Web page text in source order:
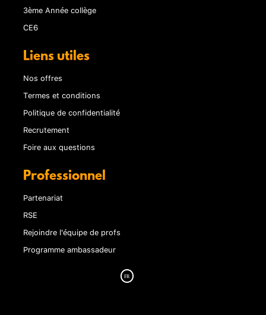
3ème Année collège
CE6
Liens utiles
Nos offres
Termes et conditions
Politique de confidentialité
Recrutement
Foire aux questions
Professionnel
Partenariat
RSE
Rejoindre l'équipe de profs
Programme ambassadeur